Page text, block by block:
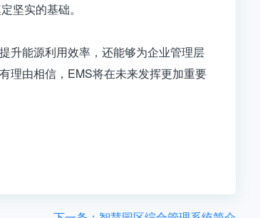
坚实的基础。
升能源利用效率，还能够为企业管理层
理由相信，EMS将在未来发挥更加重要